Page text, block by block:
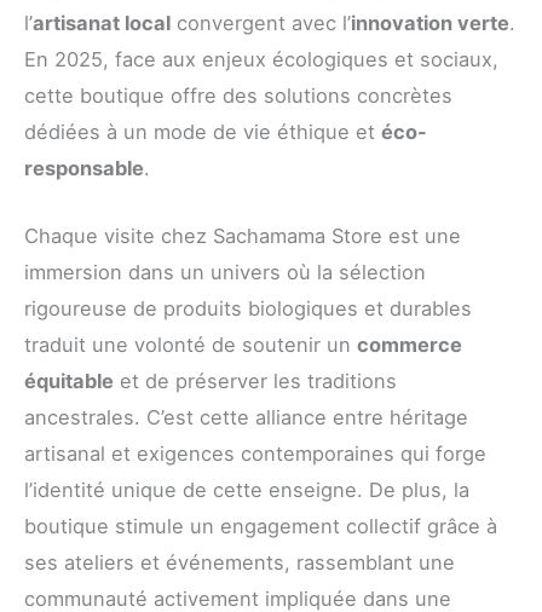
l’artisanat local convergent avec l’innovation verte.
En 2025, face aux enjeux écologiques et sociaux,
cette boutique offre des solutions concrètes
dédiées à un mode de vie éthique et éco-
responsable.
Chaque visite chez Sachamama Store est une
immersion dans un univers où la sélection
rigoureuse de produits biologiques et durables
traduit une volonté de soutenir un commerce
équitable et de préserver les traditions
ancestrales. C’est cette alliance entre héritage
artisanal et exigences contemporaines qui forge
l’identité unique de cette enseigne. De plus, la
boutique stimule un engagement collectif grâce à
ses ateliers et événements, rassemblant une
communauté activement impliquée dans une